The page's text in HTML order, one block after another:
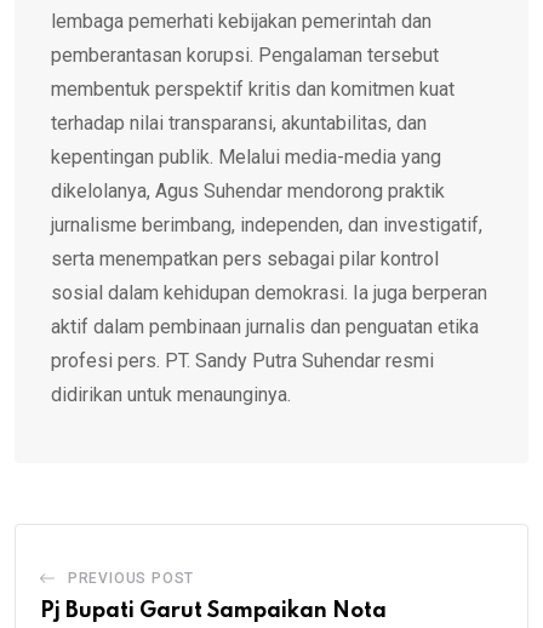
lembaga pemerhati kebijakan pemerintah dan
pemberantasan korupsi. Pengalaman tersebut
membentuk perspektif kritis dan komitmen kuat
terhadap nilai transparansi, akuntabilitas, dan
kepentingan publik. Melalui media-media yang
dikelolanya, Agus Suhendar mendorong praktik
jurnalisme berimbang, independen, dan investigatif,
serta menempatkan pers sebagai pilar kontrol
sosial dalam kehidupan demokrasi. Ia juga berperan
aktif dalam pembinaan jurnalis dan penguatan etika
profesi pers. PT. Sandy Putra Suhendar resmi
didirikan untuk menaunginya.
PREVIOUS POST
Pj Bupati Garut Sampaikan Nota